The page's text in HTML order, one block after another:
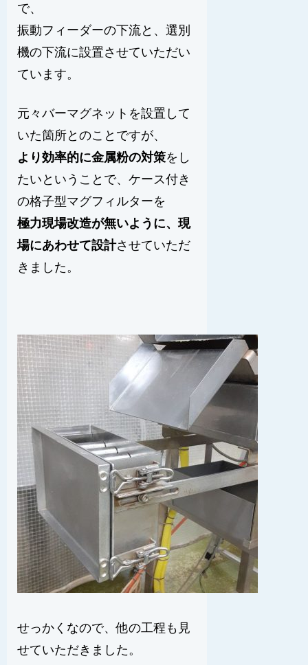
で、
振動フィーダーの下流と、選別
機の下流に設置させていただい
ています。
元々バーマグネットを設置して
いた箇所とのことですが、
より効率的に金属粉の対策をし
たいということで、ケース付き
の格子型マグフィルターを
極力現場改造が無いように、現
場にあわせて設計させていただ
きました。
せっかくなので、他の工程も見
せていただきました。